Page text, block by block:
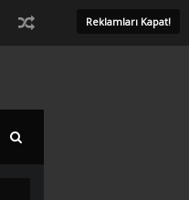
Reklamları Kapat!